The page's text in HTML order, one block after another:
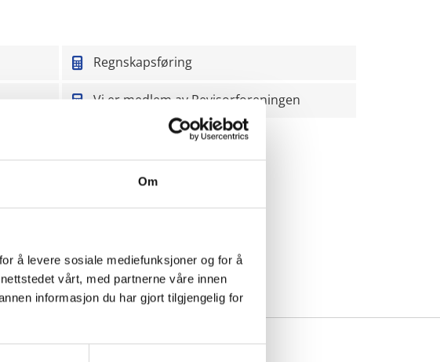
Om
å levere sosiale mediefunksjoner og for å
vårt, med partnerne våre innen
informasjon du har gjort tilgjengelig for
Regnskapsføring
Vi er medlem av Revisorforeningen
Vi kan det vi gjør.